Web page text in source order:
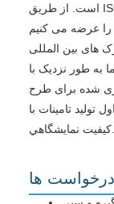
است. از طریق ISO 9001:تاسیسات 5000 متر مربع که در سال
را عرضه می کنیم
های بین المللی
به طور نزدیک با
شده برای طرح
تامينات با
درخواست ها